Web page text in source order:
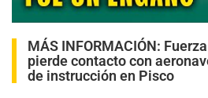
MÁS INFORMACIÓN:
pierde contacto con
de instrucción en Pisco